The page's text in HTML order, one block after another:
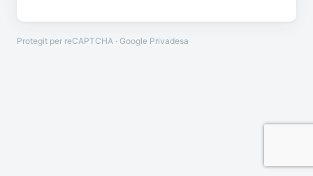
Protegit per reCAPTCHA · Google Privadesa